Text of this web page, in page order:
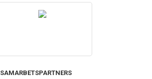
SAMARBETSPARTNERS